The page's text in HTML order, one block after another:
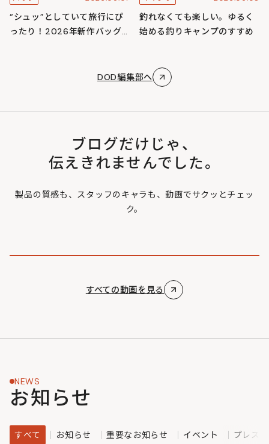
“シュッ”としていて旅行にぴ
ったり！2026年新作バッグ
釣れなくても楽しい。ゆるく
始める釣りキャンプのすすめ
DOD編集部へ
ブログだけじゃ、
伝えきれませんでした。
製品の質感も、スタッフのキャラも、動画でサクッとチェッ
ク。
すべての動画を見る
NEWS
お知らせ
すべて お知らせ 重要なお知らせ イベント プレス